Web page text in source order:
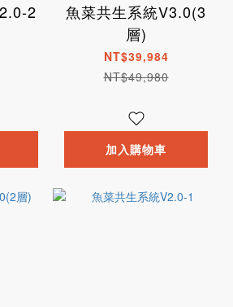
2
魚菜共生系統V3.0(3
層)
NT$39,984
NT$49,980
加入購物車